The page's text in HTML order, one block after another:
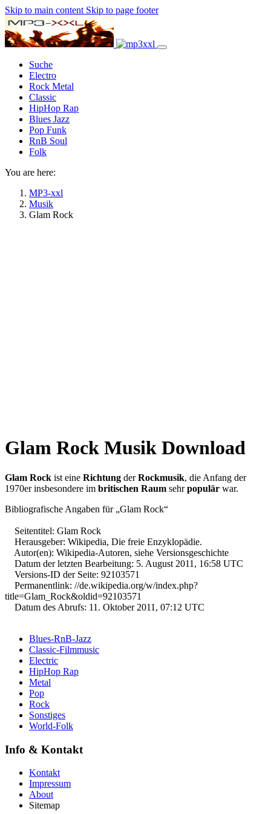
Skip to main content Skip to page footer
Suche
Electro
Rock Metal
Classic
HipHop Rap
Blues Jazz
Pop Funk
RnB Soul
Folk
You are here:
MP3-xxl
Musik
Glam Rock
Glam Rock Musik Download
Glam Rock ist eine Richtung derRockmusik, die Anfang der
1970er insbesondere im britischen Raum sehrpopulär war.
Bibliografische Angaben für „Glam Rock“
Seitentitel: Glam Rock
Herausgeber: Wikipedia, Die freie Enzyklopädie.
Autor(en): Wikipedia-Autoren, siehe Versionsgeschichte
Datum der letzten Bearbeitung: 5. August 2011, 16:58 UTC
Versions-ID der Seite: 92103571
Permanentlink: //de.wikipedia.org/w/index.php?
title=Glam_Rock&oldid=92103571
Datum des Abrufs: 11. Oktober 2011, 07:12 UTC
Blues-RnB-Jazz
Classic-Filmmusic
Electric
HipHop Rap
Metal
Pop
Rock
Sonstiges
World-Folk
Info & Kontakt
Kontakt
Impressum
About
Sitemap